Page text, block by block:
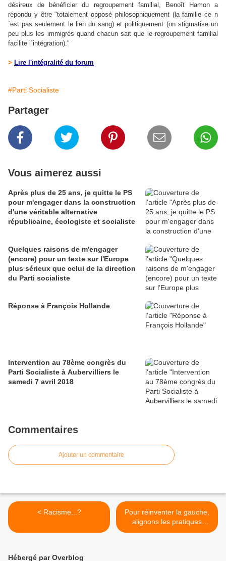
désireux de bénéficier du regroupement familial, Benoît Hamon a
répondu y être "totalement opposé philosophiquement (la famille ce n
´est pas seulement le lien du sang) et politiquement (on stigmatise un
peu plus les immigrés quand chacun sait que le regroupement familial
facilite l´intégration)."
> Lire l'intégralité du forum
#Parti Socialiste
Partager
Vous aimerez aussi
Après plus de 25 ans, je quitte le PS
pour m'engager dans la construction
d'une véritable alternative
républicaine, écologiste et socialiste
Quelques raisons de m'engager
(encore) pour un texte sur l'Europe
plus sérieux que celui de la direction
du Parti socialiste
Réponse à François Hollande
Intervention au 78ème congrès du
Parti Socialiste à Aubervilliers le
samedi 7 avril 2018
Commentaires
Ajouter un commentaire
< Racisme...?
Pour réinventer la gauche,
alignons les pratiques
socialistes avec les
Hébergé par Overblog